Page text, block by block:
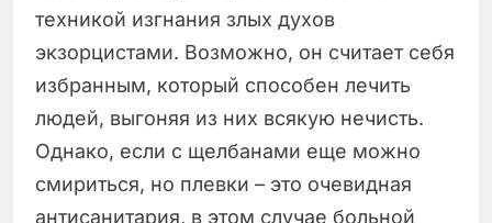
техникой изгнания злых духов
экзорцистами. Возможно, он считает себя
избранным, который способен лечить
людей, выгоняя из них всякую нечисть.
Однако, если с щелбанами еще можно
смириться, но плевки – это очевидная
антисанитария, в этом случае больной